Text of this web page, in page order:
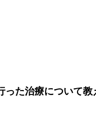
った治療について教